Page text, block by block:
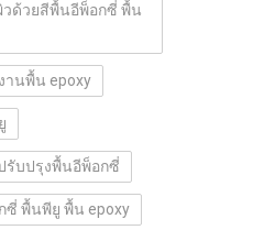
ด้วยสีพื้นอีพ็อกซี่ พื้น
งานพื้น epoxy
รับปรุงพื้นอีพ็อกซี่
ซี่ พื้นพียู พื้น epoxy